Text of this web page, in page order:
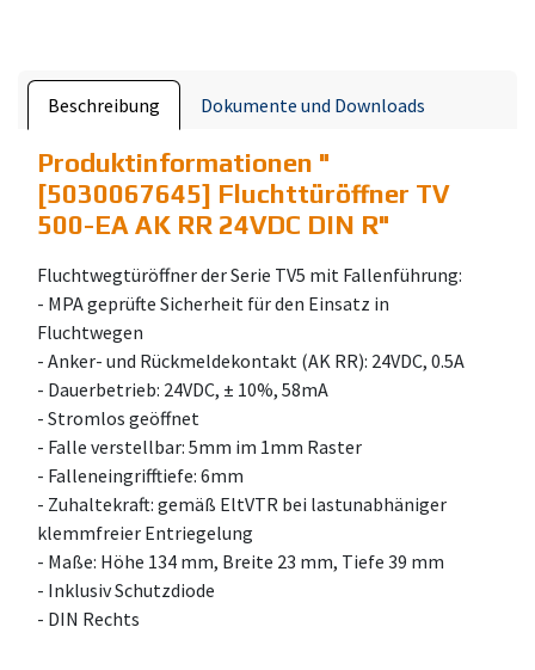
Beschreibung Dokumente und Downloads
Produktinformationen "
[5030067645] Fluchttüröffner TV
500-EA AK RR 24VDC DIN R"
Fluchtwegtüröffner der Serie TV5 mit Fallenführung:
- MPA geprüfte Sicherheit für den Einsatz in
Fluchtwegen
- Anker- und Rückmeldekontakt (AK RR): 24VDC, 0.5A
- Dauerbetrieb: 24VDC, ± 10%, 58mA
- Stromlos geöffnet
- Falle verstellbar: 5mm im 1mm Raster
- Falleneingrifftiefe: 6mm
- Zuhaltekraft: gemäß EltVTR bei lastunabhäniger
klemmfreier Entriegelung
- Maße: Höhe 134 mm, Breite 23 mm, Tiefe 39 mm
- Inklusiv Schutzdiode
- DIN Rechts